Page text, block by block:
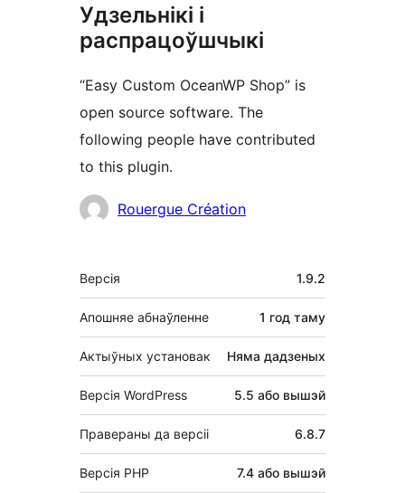
Удзельнікі і
распрацоўшчыкі
“Easy Custom OceanWP Shop” is
open source software. The
following people have contributed
to this plugin.
УдзельнікіRouergue Création
Мета
Версія 1.9.2
Апошняе абнаўленне 1 год таму
Актыўных установак Няма дадзеных
Версія WordPress 5.5 або вышэй
Правераны да версіі 6.8.7
Версія PHP 7.4 або вышэй